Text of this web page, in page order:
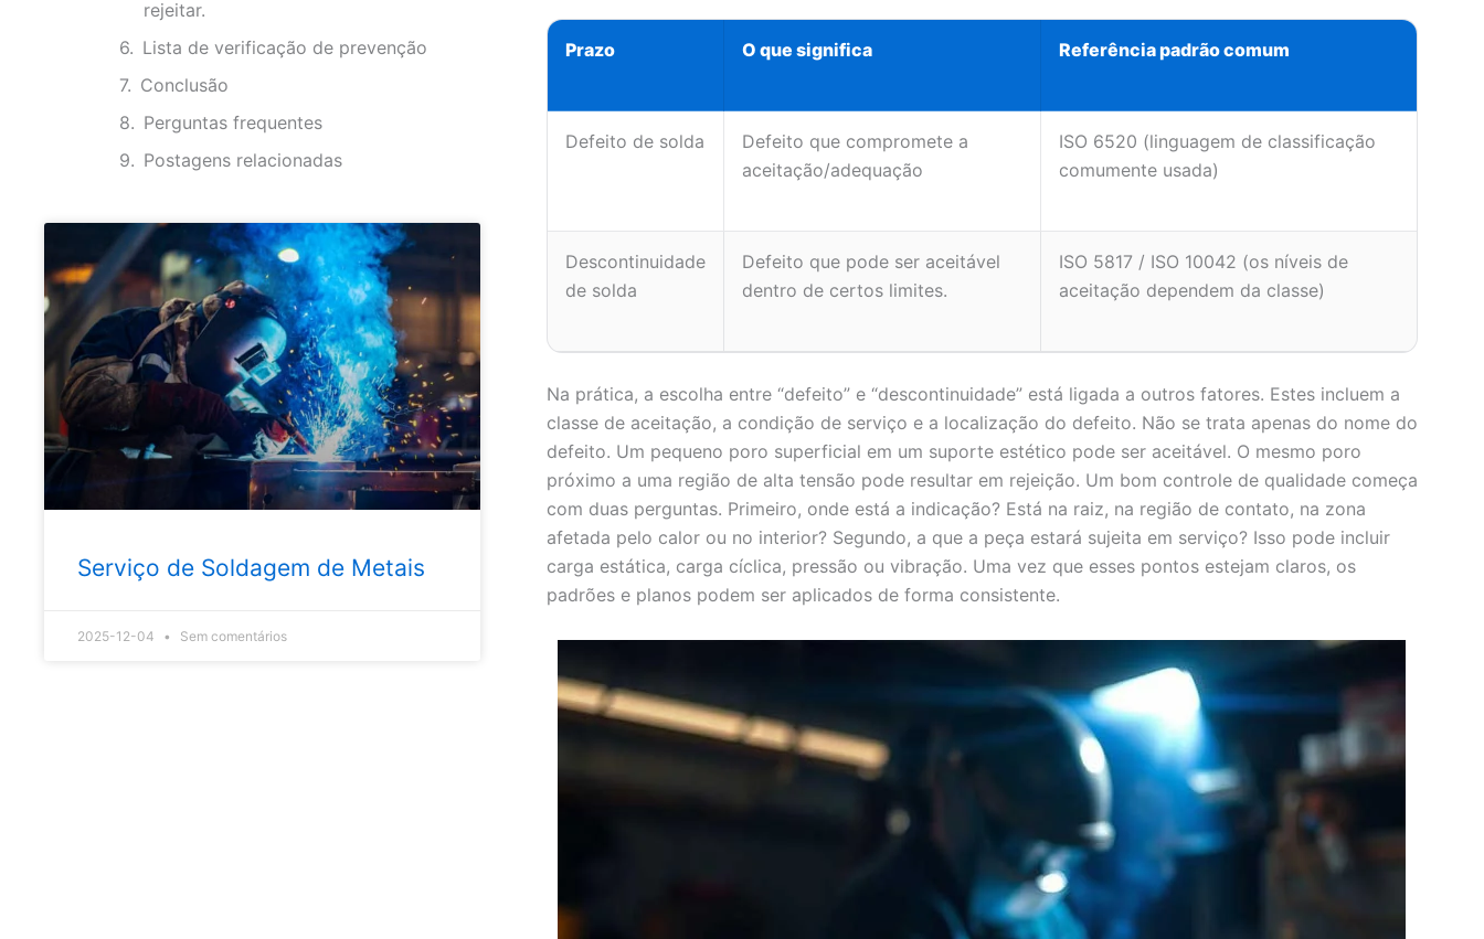
rejeitar.
Lista de verificação de prevenção
Conclusão
Perguntas frequentes
Postagens relacionadas
Serviço de Soldagem de Metais
2025-12-04 Sem comentários
Prazo O que significa Referência padrão comum
Defeito de solda
Defeito que compromete a
aceitação/adequação
ISO 6520 (linguagem de classificação
comumente usada)
Descontinuidade
de solda
Defeito que pode ser aceitável
dentro de certos limites.
ISO 5817 / ISO 10042 (os níveis de
aceitação dependem da classe)
Na prática, a escolha entre “defeito” e “descontinuidade” está ligada a outros fatores. Estes incluem a
classe de aceitação, a condição de serviço e a localização do defeito. Não se trata apenas do nome do
defeito. Um pequeno poro superficial em um suporte estético pode ser aceitável. O mesmo poro
próximo a uma região de alta tensão pode resultar em rejeição. Um bom controle de qualidade começa
com duas perguntas. Primeiro, onde está a indicação? Está na raiz, na região de contato, na zona
afetada pelo calor ou no interior? Segundo, a que a peça estará sujeita em serviço? Isso pode incluir
carga estática, carga cíclica, pressão ou vibração. Uma vez que esses pontos estejam claros, os
padrões e planos podem ser aplicados de forma consistente.